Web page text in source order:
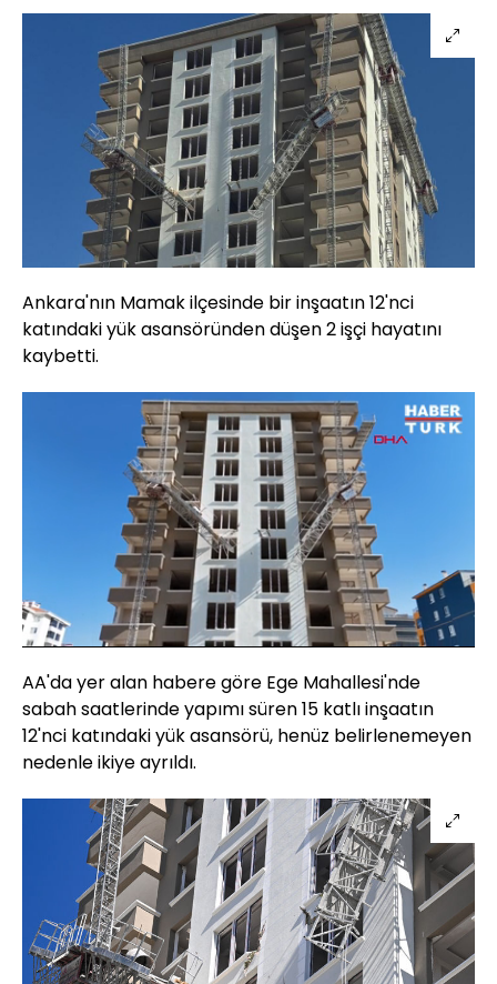
Ankara'nın Mamak ilçesinde bir inşaatın 12'nci
katındaki yük asansöründen düşen 2 işçi hayatını
kaybetti.
Sesi
Aç
Yüklendi:
11.44%
Oynatma
Hızı
AA'da yer alan habere göre Ege Mahallesi'nde
sabah saatlerinde yapımı süren 15 katlı inşaatın
12'nci katındaki yük asansörü, henüz belirlenemeyen
nedenle ikiye ayrıldı.